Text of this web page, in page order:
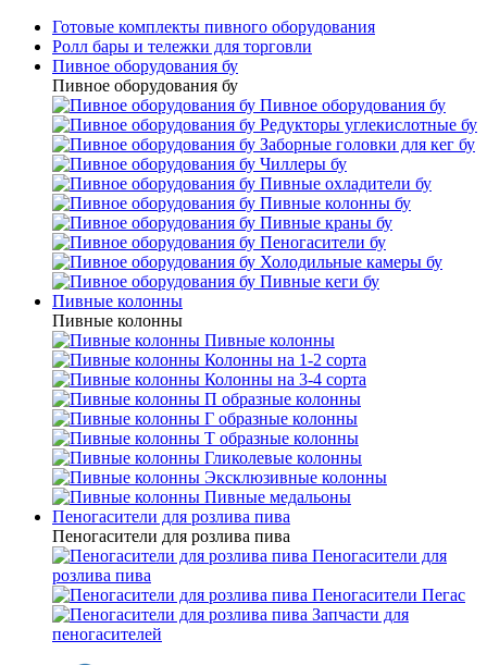
Готовые комплекты пивного оборудования
Ролл бары и тележки для торговли
Пивное оборудования бу
Пивное оборудования бу
Пивное оборудования бу
Редукторы углекислотные бу
Заборные головки для кег бу
Чиллеры бу
Пивные охладители бу
Пивные колонны бу
Пивные краны бу
Пеногасители бу
Холодильные камеры бу
Пивные кеги бу
Пивные колонны
Пивные колонны
Пивные колонны
Колонны на 1-2 сорта
Колонны на 3-4 сорта
П образные колонны
Г образные колонны
Т образные колонны
Гликолевые колонны
Эксклюзивные колонны
Пивные медальоны
Пеногасители для розлива пива
Пеногасители для розлива пива
Пеногасители для
розлива пива
Пеногасители Пегас
Запчасти для
пеногасителей